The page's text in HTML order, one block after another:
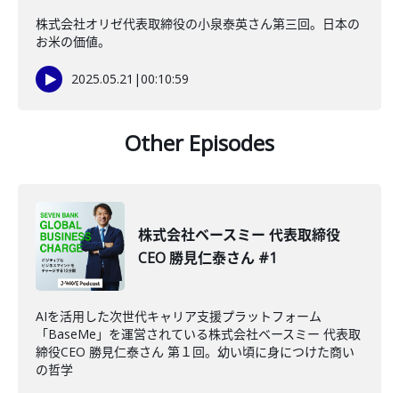
株式会社オリゼ代表取締役の小泉泰英さん第三回。日本の
お米の価値。
2025.05.21 |00:10:59
Other Episodes
株式会社ベースミー 代表取締役
CEO 勝見仁泰さん #1
AIを活用した次世代キャリア支援プラットフォーム
「BaseMe」を運営されている株式会社ベースミー 代表取
締役CEO 勝見仁泰さん 第１回。幼い頃に身につけた商い
の哲学